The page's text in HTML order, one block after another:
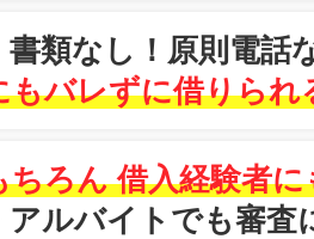
書類なし！原則電話
もバレずに借りられ
ちろん 借入経験者に
アルバイトでも審